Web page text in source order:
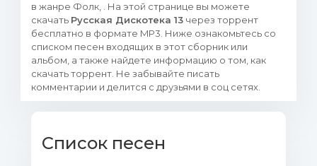
в жанре Фолк, . На этой странице вы можете
скачать Русская Дискотека 13 через торрент
бесплатно в формате MP3. Ниже ознакомьтесь со
списком песен входящих в этот сборник или
альбом, а также найдете информацию о том, как
скачать торрент. Не забывайте писать
комментарии и делится с друзьями в соц сетях.
Список песен